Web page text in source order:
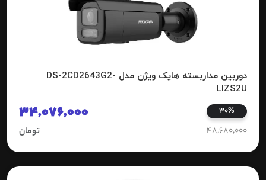
دوربین مداربسته هایک ویژن مدل DS-2CD2643G2-
LIZS2U
30%
48,680,000
34,076,000
تومان